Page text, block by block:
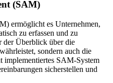
(SAM)
ermöglicht es Unternehmen,
zu erfassen und zu
der Überblick über die
sondern auch die
implementiertes SAM-System
sicherstellen und